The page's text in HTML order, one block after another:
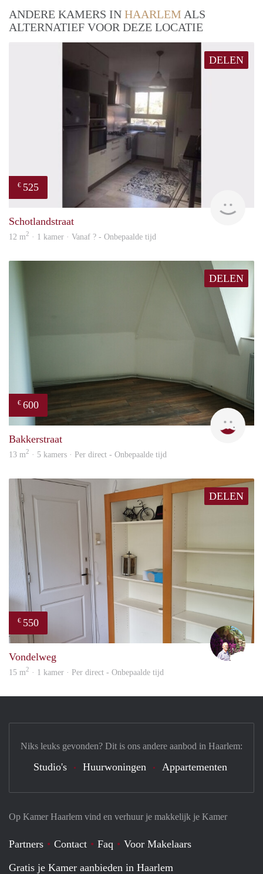
ANDERE KAMERS IN HAARLEM ALS
ALTERNATIEF VOOR DEZE LOCATIE
DELEN
€ 525
Schotlandstraat
12 m2 · 1 kamer · Vanaf ? - Onbepaalde tijd
DELEN
€ 600
Bakkerstraat
13 m2 · 5 kamers · Per direct - Onbepaalde tijd
DELEN
€ 550
Vondelweg
15 m2 · 1 kamer · Per direct - Onbepaalde tijd
Op Kamer Haarlem vind en verhuur je makkelijk je Kamer
Partners Contact Faq
Voor Makelaars
Gratis je Kamer aanbieden in Haarlem
Niks leuks gevonden? Dit is ons andere aanbod in Haarlem:
Studio's Huurwoningen Appartementen